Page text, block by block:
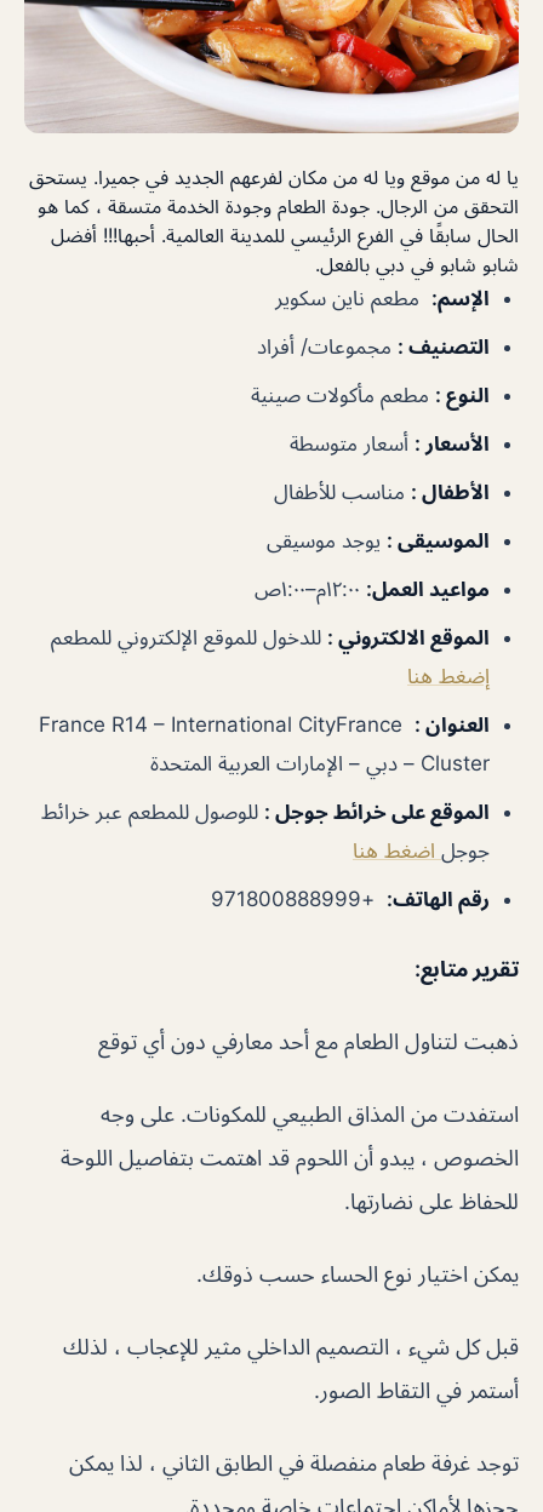
يا له من موقع ويا له من مكان لفرعهم الجديد في جميرا. يستحق
التحقق من الرجال. جودة الطعام وجودة الخدمة متسقة ، كما هو
الحال سابقًا في الفرع الرئيسي للمدينة العالمية. أحبها!!! أفضل
شابو شابو في دبي بالفعل.
الإسم: مطعم ناين سكوير
التصنيف : مجموعات/ أفراد
النوع : مطعم مأكولات صينية
الأسعار : أسعار متوسطة
الأطفال : مناسب للأطفال
الموسيقى : يوجد موسيقى
مواعيد العمل:
الموقع الالكتروني : للدخول للموقع الإلكتروني للمطعم
إضغط هنا
العنوان :
France R14 – International CityFrance
Cluster – دبي – الإمارات العربية المتحدة
الموقع على خرائط جوجل : للوصول للمطعم عبر خرائط
جوجل اضغط هنا
رقم الهاتف:
+971800888999
تقرير متابع:
ذهبت لتناول الطعام مع أحد معارفي دون أي توقع
استفدت من المذاق الطبيعي للمكونات. على وجه
الخصوص ، يبدو أن اللحوم قد اهتمت بتفاصيل اللوحة
للحفاظ على نضارتها.
يمكن اختيار نوع الحساء حسب ذوقك.
قبل كل شيء ، التصميم الداخلي مثير للإعجاب ، لذلك
أستمر في التقاط الصور.
توجد غرفة طعام منفصلة في الطابق الثاني ، لذا يمكن